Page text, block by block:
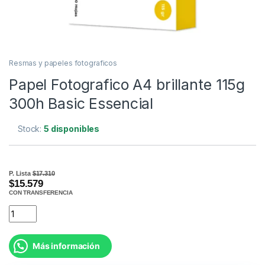
Resmas y papeles fotograficos
Papel Fotografico A4 brillante 115g
300h Basic Essencial
Stock:5 disponibles
P. Lista$17.310
$15.579
CON TRANSFERENCIA
Más información